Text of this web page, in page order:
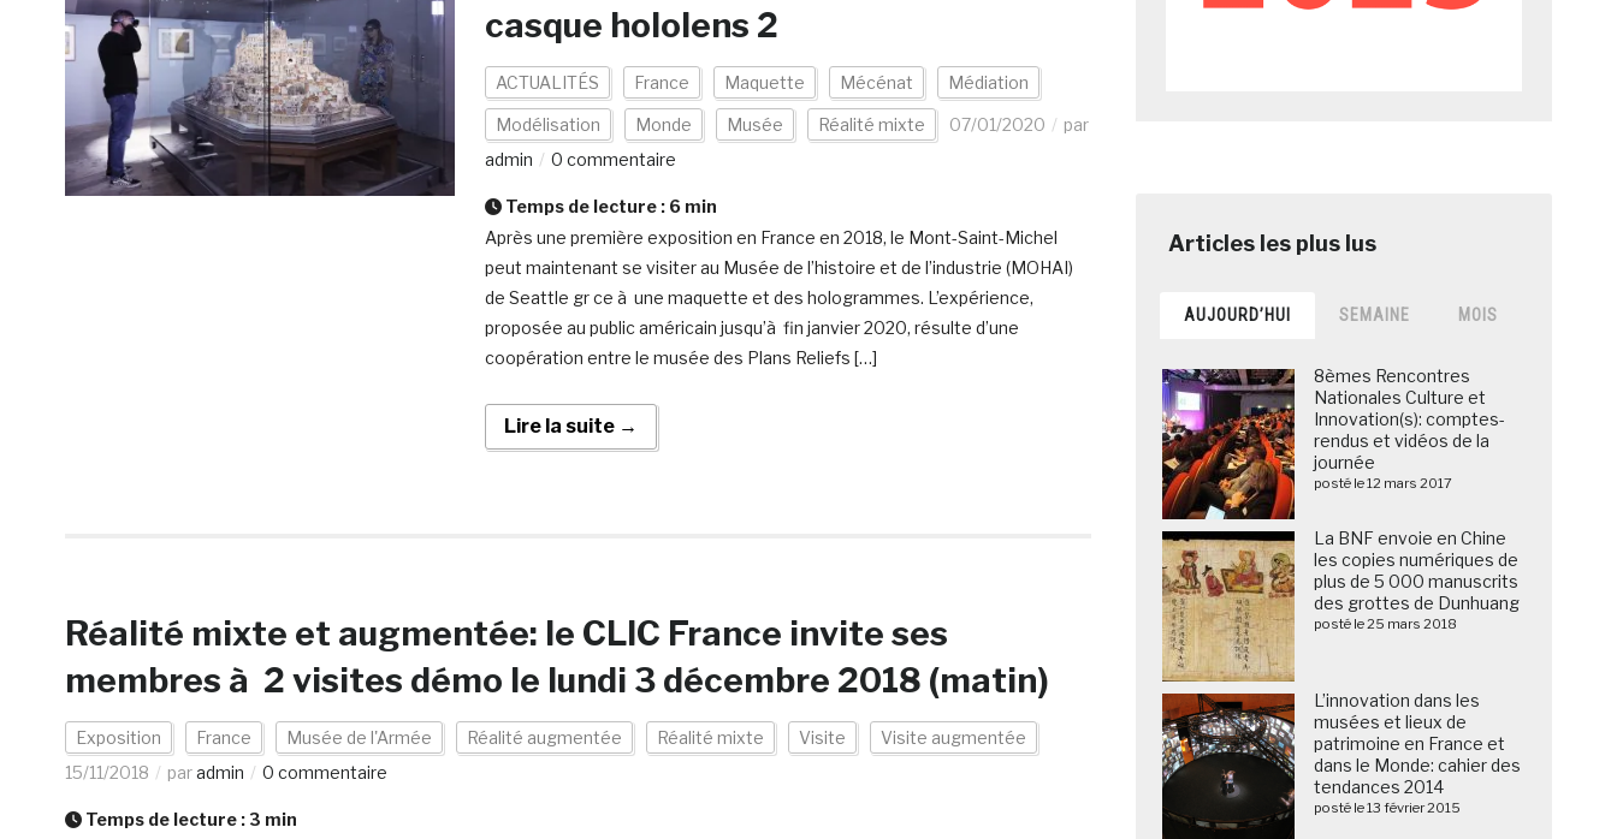
casque hololens 2
ACTUALITÉS France Maquette Mécénat Médiation
Modélisation Monde Musée Réalité mixte 07/01/2020
par
admin
0 commentaire
Temps de lecture : 6 min
Après une première exposition en France en 2018, le Mont-Saint-Michel
peut maintenant se visiter au Musée de l’histoire et de l’industrie (MOHAI)
de Seattle gr ce à une maquette et des hologrammes. L’expérience,
proposée au public américain jusqu’à fin janvier 2020, résulte d’une
coopération entre le musée des Plans Reliefs […]
Lire la suite →
Réalité mixte et augmentée: le CLIC France invite ses
membres à 2 visites démo le lundi 3 décembre 2018 (matin)
Exposition France Musée de l'Armée Réalité augmentée Réalité mixte Visite
Visite augmentée
15/11/2018
paradmin 0 commentaire
Temps de lecture : 3 min
AUJOURD’HUI SEMAINE MOIS
8èmes Rencontres
Nationales Culture et
Innovation(s): comptes-
rendus et vidéos de la
journée
posté le 12 mars 2017
La BNF envoie en Chine
les copies numériques de
plus de 5 000 manuscrits
des grottes de Dunhuang
posté le 25 mars 2018
L’innovation dans les
musées et lieux de
patrimoine en France et
dans le Monde: cahier des
tendances 2014
posté le 13 février 2015